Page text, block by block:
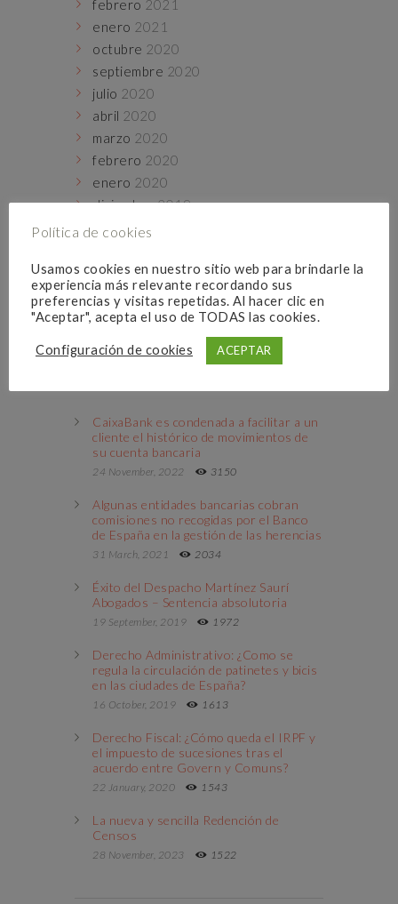
febrero 2021
enero 2021
octubre 2020
septiembre 2020
julio 2020
abril 2020
marzo 2020
febrero 2020
enero 2020
diciembre2019
noviembre
septiembre2019
Populares
CaixaBank es condenada a facilitar a un
cliente el histórico de movimientos de
su cuenta bancaria
24 November, 2022 3150
Algunas entidades bancarias cobran
comisiones no recogidas por el Banco
de España en la gestión de las herencias
31 March, 2021 2034
Éxito del Despacho Martínez Saurí
Abogados – Sentencia absolutoria
19 September, 2019 1972
Derecho Administrativo: ¿Como se
regula la circulación de patinetes y bicis
en las ciudades de España?
16 October, 2019 1613
Derecho Fiscal: ¿Cómo queda el IRPF y
el impuesto de sucesiones tras el
acuerdo entre Govern y Comuns?
22 January, 2020 1543
La nueva y sencilla Redención de
Censos
28 November, 2023 1522
Política de cookies
Usamos cookies en nuestro sitio web para brindarle la
experiencia más relevante recordando sus
preferencias y visitas repetidas. Al hacer clic en
"Aceptar", acepta el uso de TODAS las cookies.
Configuración de cookies ACEPTAR